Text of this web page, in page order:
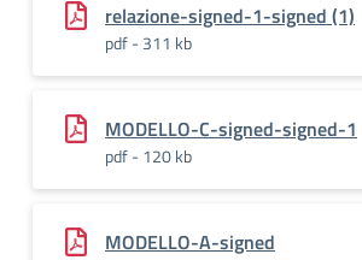
relazione-signed-1-signed (1)
pdf - 311 kb
MODELLO-C-signed-signed-1
pdf - 120 kb
MODELLO-A-signed